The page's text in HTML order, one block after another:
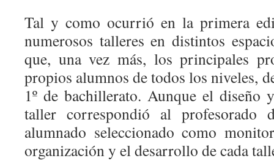
Tal y como ocurrió en la primera
numerosos talleres en distintos
que, una vez más, los principales
propios alumnos de todos los niveles,
1º de bachillerato. Aunque el diseño
taller correspondió al
alumnado seleccionado como
organización y el desarrollo de cada